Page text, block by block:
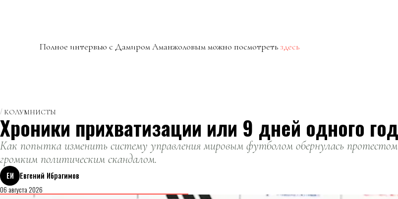
Полное интервью с Дамиром Аманжоловым можно посмотреть здесь
КОЛУМНИСТЫ
Хроники прихватизации или 9 дней одного
Как попытка изменить систему управления мировым футболом обернулась
громким политическим скандалом.
ЕИ
Евгений Ибрагимов
06 августа 2026